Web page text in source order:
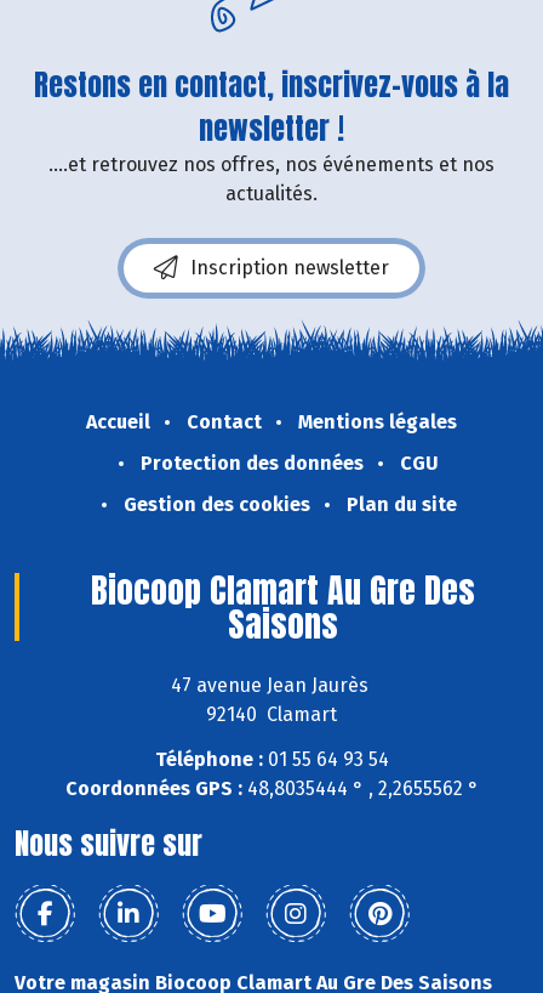
Restons en contact, inscrivez-vous à la
newsletter !
....et retrouvez nos offres, nos événements et nos
actualités.
Inscription newsletter
Accueil Contact
Mentions légales
Protection des données
CGU
Gestion des cookies
Plan du site
Biocoop Clamart Au Gre Des
Saisons
47 avenue Jean Jaurès
92140 Clamart
Téléphone :01 55 64 93 54
Coordonnées GPS :48,8035444 ° , 2,2655562 °
Nous suivre sur
Votre magasin Biocoop Clamart Au Gre Des Saisons